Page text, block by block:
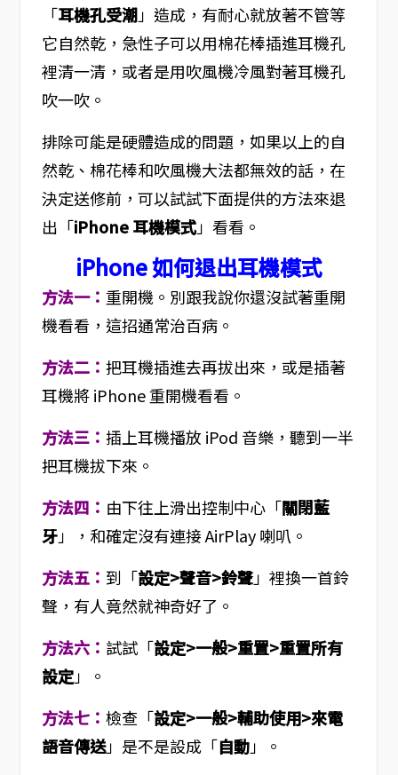
「耳機孔受潮」造成，有耐心就放著不管等
它自然乾，急性子可以用棉花棒插進耳機孔
裡清一清，或者是用吹風機冷風對著耳機孔
吹一吹。
排除可能是硬體造成的問題，如果以上的自
然乾、棉花棒和吹風機大法都無效的話，在
決定送修前，可以試試下面提供的方法來退
出「iPhone 耳機模式」看看。
iPhone 如何退出耳機模式
方法一： 重開機。別跟我說你還沒試著重開
機看看，這招通常治百病。
方法二： 把耳機插進去再拔出來，或是插著
耳機將 iPhone 重開機看看。
方法三： 插上耳機播放 iPod 音樂，聽到一半
把耳機拔下來。
方法四： 由下往上滑出控制中心「關閉藍
牙」，和確定沒有連接 AirPlay 喇叭。
方法五： 到「設定>聲音>鈴聲」裡換一首鈴
聲，有人竟然就神奇好了。
方法六： 試試「設定>一般>重置>重置所有
設定」。
方法七： 檢查「設定>一般>輔助使用>來電
語音傳送」是不是設成「自動」。